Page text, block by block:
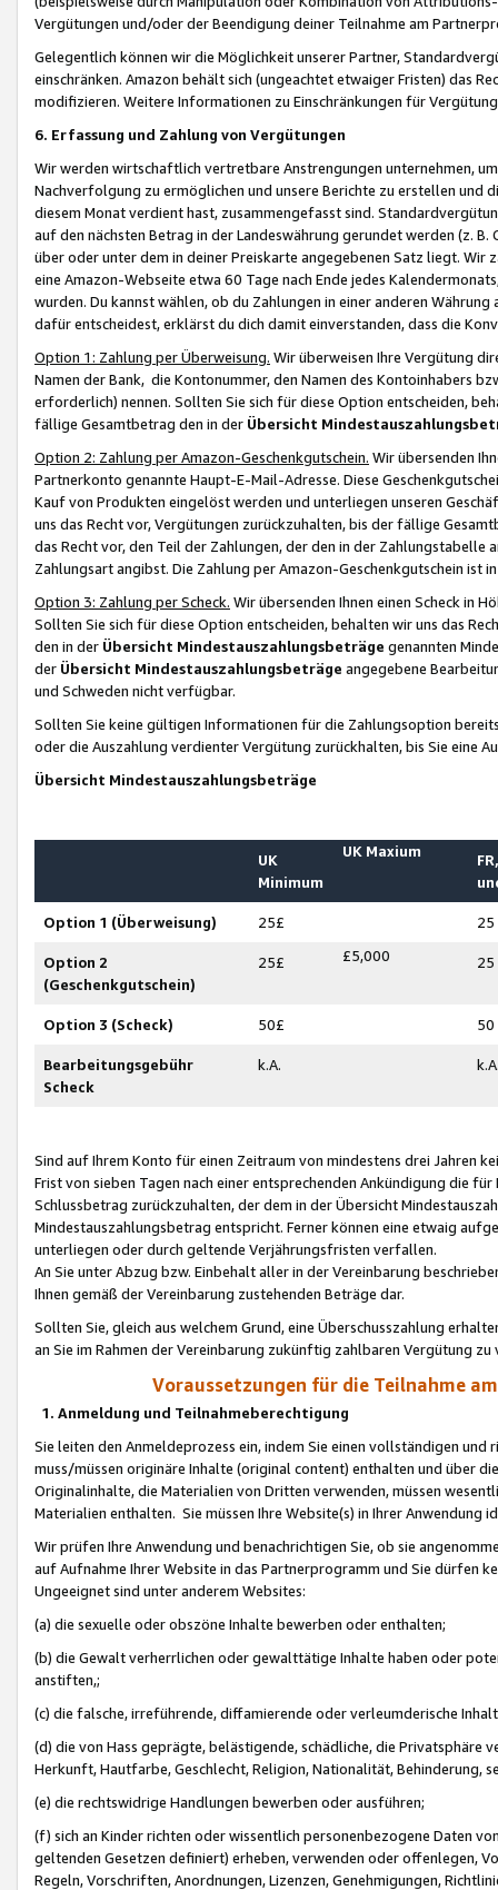
Vergütungen und/oder der Beendigung deiner Teilnahme am
Gelegentlich können wir die Möglichkeit unserer Partner,
einschränken. Amazon behält sich (ungeachtet etwaiger Fristen) das
modifizieren. Weitere Informationen zu Einschränkungen für
6. Erfassung und Zahlung von Vergütungen
Wir werden wirtschaftlich vertretbare Anstrengungen unternehmen,
Nachverfolgung zu ermöglichen und unsere Berichte zu erstellen und
diesem Monat verdient hast, zusammengefasst sind.
auf den nächsten Betrag in der Landeswährung gerundet werden (z.
über oder unter dem in deiner Preiskarte angegebenen Satz liegt.
eine Amazon-Webseite etwa 60 Tage nach Ende jedes
wurden. Du kannst wählen, ob du Zahlungen in einer anderen
dafür entscheidest, erklärst du dich damit einverstanden, dass die
Option 1: Zahlung per Überweisung. Wir überweisen Ihre Vergütung
Namen der Bank, die Kontonummer, den Namen des Kontoinhabers
erforderlich) nennen. Sollten Sie sich für diese Option entscheiden,
fällige Gesamtbetrag den in der Übersicht
Option 2: Zahlung per Amazon-Geschenkgutschein. Wir übersenden
Partnerkonto genannte Haupt-E-Mail-Adresse. Diese
Kauf von Produkten eingelöst werden und unterliegen unseren
uns das Recht vor, Vergütungen zurückzuhalten, bis der fällige
das Recht vor, den Teil der Zahlungen, der den in der
Zahlungsart angibst. Die Zahlung per Amazon-Geschenkgutschein ist
Option 3: Zahlung per Scheck. Wir übersenden Ihnen einen Scheck in
Sollten Sie sich für diese Option entscheiden, behalten wir uns das
den in der Übersicht Mindestauszahlungsbeträge genannten
der Übersicht Mindestauszahlungsbeträge angegebene
und Schweden nicht verfügbar.
Sollten Sie keine gültigen Informationen für die Zahlungsoption
oder die Auszahlung verdienter Vergütung zurückhalten, bis Sie
Übersicht Mindestauszahlungsbeträge
UK
Minimum
UK Maxium
Option 1 (Überweisung) 25£ 25
Option 2
(Geschenkgutschein)
25£ £5,000 25
Option 3 (Scheck) 50£ 50
Bearbeitungsgebühr
Scheck
k.A.
Sind auf Ihrem Konto für einen Zeitraum von mindestens drei Jahren
Frist von sieben Tagen nach einer entsprechenden Ankündigung die
Schlussbetrag zurückzuhalten, der dem in der Übersicht
Mindestauszahlungsbetrag entspricht. Ferner können eine etwaig
unterliegen oder durch geltende Verjährungsfristen verfallen.
An Sie unter Abzug bzw. Einbehalt aller in der Vereinbarung
Ihnen gemäß der Vereinbarung zustehenden Beträge dar.
Sollten Sie, gleich aus welchem Grund, eine Überschusszahlung
an Sie im Rahmen der Vereinbarung zukünftig zahlbaren Vergütung zu
Voraussetzungen für die Teilnahme
1. Anmeldung und Teilnahmeberechtigung
Sie leiten den Anmeldeprozess ein, indem Sie einen vollständigen
muss/müssen originäre Inhalte (original content) enthalten und über
Originalinhalte, die Materialien von Dritten verwenden, müssen
Materialien enthalten. Sie müssen Ihre Website(s) in Ihrer Anwendung
Wir prüfen Ihre Anwendung und benachrichtigen Sie, ob sie
auf Aufnahme Ihrer Website in das Partnerprogramm und Sie dürfen
Ungeeignet sind unter anderem Websites:
(a) die sexuelle oder obszöne Inhalte bewerben oder enthalten;
(b) die Gewalt verherrlichen oder gewalttätige Inhalte haben oder
anstiften,;
(c) die falsche, irreführende, diffamierende oder verleumderische
(d) die von Hass geprägte, belästigende, schädliche, die Privatsphäre
Herkunft, Hautfarbe, Geschlecht, Religion, Nationalität, Behinderung,
(e) die rechtswidrige Handlungen bewerben oder ausführen;
(f) sich an Kinder richten oder wissentlich personenbezogene Daten
geltenden Gesetzen definiert) erheben, verwenden oder offenlegen,
Regeln, Vorschriften, Anordnungen, Lizenzen, Genehmigungen,